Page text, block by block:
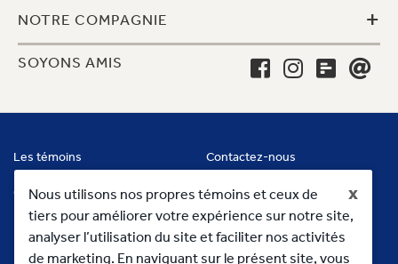
x
Nous utilisons nos propres témoins et ceux de
tiers pour améliorer votre expérience sur notre site,
analyser l’utilisation du site et faciliter nos activités
de marketing. En naviguant sur le présent site, vous
NOTRE COMPAGNIE +
SOYONS AMIS
Les témoins Contactez-nous
Conditions